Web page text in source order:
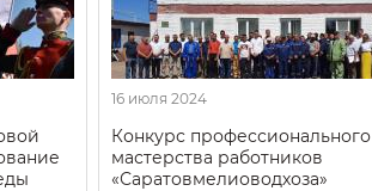
16 июля 2024
Конкурс профессионального
мастерства работников
«Саратовмелиоводхоза»